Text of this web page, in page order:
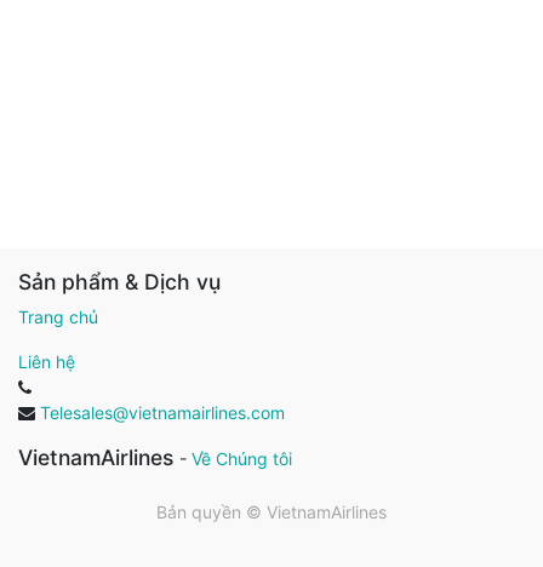
Sản phẩm & Dịch vụ
Trang chủ
Liên hệ
Telesales@vietnamairlines.com
VietnamAirlines - Về Chúng tôi
Bản quyền © VietnamAirlines